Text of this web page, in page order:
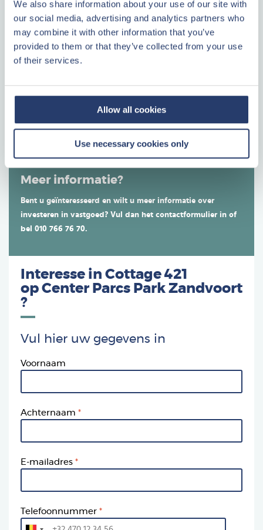
We also share information about your use of our site with
our social media, advertising and analytics partners who
may combine it with other information that you’ve
provided to them or that they’ve collected from your use
of their services.
Allow all cookies
Use necessary cookies only
Plattegrond
Plattegrond
Maak uw keuze uit onze ecologische cottages en
appartementen in de mooiste natuurparken. Van advies bij
aankoop tot en met verhuur van uw beleggingspand: u geniet
de verkoop van grootschalige recreatieve projecten.
Meer informatie?
Bent u geïnteresseerd en wilt u meer informatie over
investeren in vastgoed? Vul dan het contactformulier in of
bel 010 766 76 70.
Interesse in Cottage 421
op Center Parcs Park Zandvoort
?
Vul hier uw gegevens in
Voornaam
Achternaam
E-mailadres
Telefoonnummer